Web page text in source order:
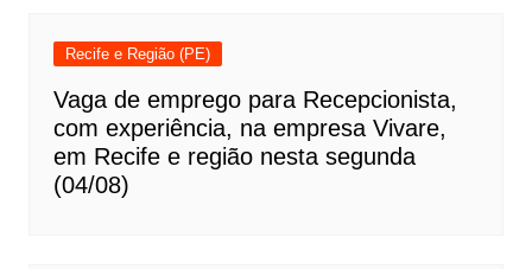
Recife e Região (PE)
Vaga de emprego para Recepcionista,
com experiência, na empresa Vivare,
em Recife e região nesta segunda
(04/08)